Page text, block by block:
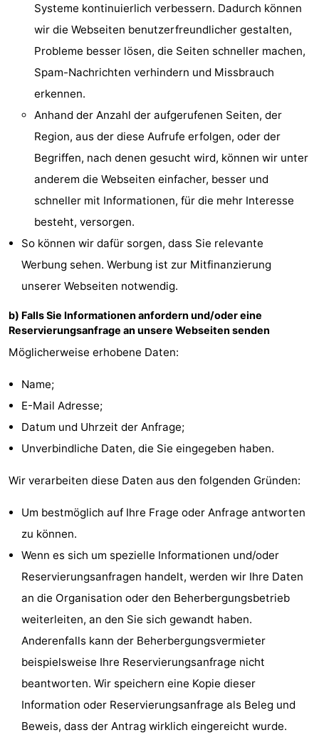
trinken
Ringstechen
Forum
Medizin
Zeeland
Schouwen-
Duiveland
-
Renesse
-
Brouwershaven
Bruinisse
-
Zierikzee
-
Natur
Oosterschelde
-
Burgh
Haamstede
Natur
Kop
van
Schouwen
Walcheren
Veere
Natur
Oranjezon
Oostkapelle
Natur
Systeme kontinuierlich verbessern. Dadurch können
wir die Webseiten benutzerfreundlicher gestalten,
Probleme besser lösen, die Seiten schneller machen,
Spam-Nachrichten verhindern und Missbrauch
erkennen.
Anhand der Anzahl der aufgerufenen Seiten, der
Region, aus der diese Aufrufe erfolgen, oder der
Begriffen, nach denen gesucht wird, können wir unter
anderem die Webseiten einfacher, besser und
schneller mit Informationen, für die mehr Interesse
besteht, versorgen.
So können wir dafür sorgen, dass Sie relevante
Werbung sehen. Werbung ist zur Mitfinanzierung
unserer Webseiten notwendig.
b) Falls Sie Informationen anfordern und/oder eine
Reservierungsanfrage an unsere Webseiten senden
Möglicherweise erhobene Daten:
Name;
E-Mail Adresse;
Datum und Uhrzeit der Anfrage;
Unverbindliche Daten, die Sie eingegeben haben.
Wir verarbeiten diese Daten aus den folgenden Gründen:
Um bestmöglich auf Ihre Frage oder Anfrage antworten
zu können.
Wenn es sich um spezielle Informationen und/oder
Reservierungsanfragen handelt, werden wir Ihre Daten
an die Organisation oder den Beherbergungsbetrieb
weiterleiten, an den Sie sich gewandt haben.
Anderenfalls kann der Beherbergungsvermieter
beispielsweise Ihre Reservierungsanfrage nicht
beantworten. Wir speichern eine Kopie dieser
Information oder Reservierungsanfrage als Beleg und
Beweis, dass der Antrag wirklich eingereicht wurde.